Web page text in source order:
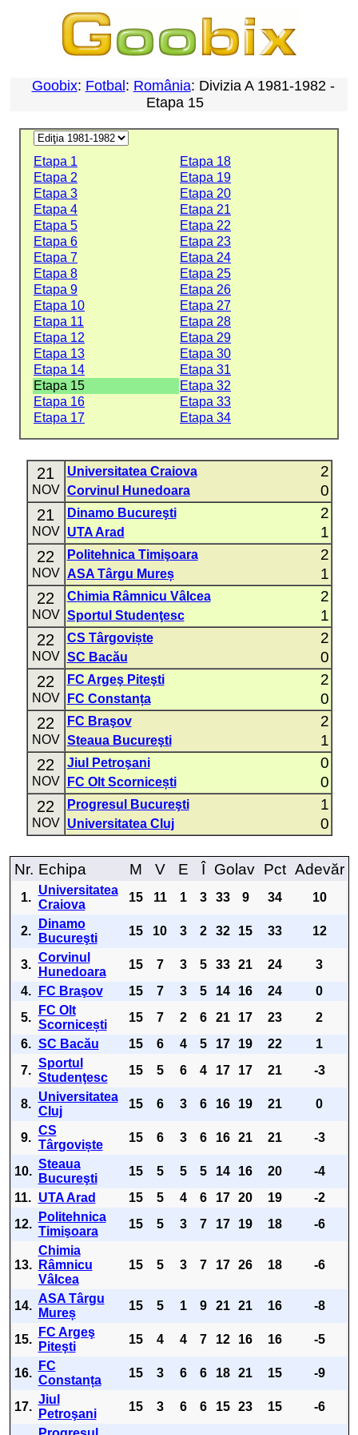
Goobix: Fotbal : România: Divizia A 1981-1982 -
Etapa 15
Etapa 1
Etapa 18
Etapa 2
Etapa 19
Etapa 3
Etapa 20
Etapa 4
Etapa 21
Etapa 5
Etapa 22
Etapa 6
Etapa 23
Etapa 7
Etapa 24
Etapa 8
Etapa 25
Etapa 9
Etapa 26
Etapa 10
Etapa 27
Etapa 11
Etapa 28
Etapa 12
Etapa 29
Etapa 13
Etapa 30
Etapa 14
Etapa 31
Etapa 15
Etapa 32
Etapa 16
Etapa 33
Etapa 17
Etapa 34
21
NOV
Universitatea Craiova 2
Corvinul Hunedoara 0
21
NOV
Dinamo Bucureşti 2
UTA Arad 1
22
NOV
Politehnica Timişoara 2
ASA Târgu Mureș 1
22
NOV
Chimia Râmnicu Vâlcea 2
Sportul Studenţesc 1
22
NOV
CS Târgoviște 2
SC Bacău 0
22
NOV
FC Argeş Piteşti 2
FC Constanța 0
22
NOV
FC Braşov 2
Steaua Bucureşti 1
22
NOV
Jiul Petroşani 0
FC Olt Scornicești 0
22
NOV
Progresul Bucureşti 1
Universitatea Cluj 0
Nr. Echipa M V E Î Golav Pct Adevăr
1.
Universitatea
Craiova
15 11 1 3 33 9 34 10
2.
Dinamo
Bucureşti
15 10 3 2 32 15 33 12
3.
Corvinul
Hunedoara
15 7 3 5 33 21 24
3
4.
FC Braşov 15 7 3 5 14 16 24
0
5.
FC Olt
Scornicești
15 7 2 6 21 17 23
2
6. SC Bacău 15 6 4 5 17 19 22
1
7.
Sportul
Studenţesc
15 5 6 4 17 17 21 -3
8.
Universitatea
Cluj
15 6 3 6 16 19 21 0
9.
CS
Târgoviște
15 6 3 6 16 21 21 -3
10.
Steaua
Bucureşti
15 5 5 5 14 16 20
-4
11.
UTA Arad 15 5 4 6 17 20 19
-2
12.
Politehnica
Timişoara
15 5 3 7 17 19 18 -6
13.
Chimia
Râmnicu
Vâlcea
15 5 3 7 17 26 18 -6
14.
ASA Târgu
Mureș
15 5 1 9 21 21 16 -8
15.
FC Argeş
Piteşti
15 4 4 7 12 16 16 -5
16.
FC
Constanța
15 3 6 6 18 21 15 -9
17.
Jiul
Petroşani
15 3 6 6 15 23 15 -6